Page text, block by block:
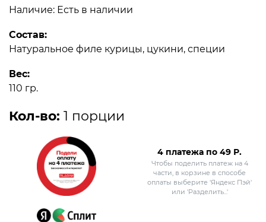
Наличие: Есть в наличии
Состав:
Натуральное филе курицы, цукини, специи
Вес:
110 гр.
Кол-во: 1 порции
4 платежа по 49 Р.
Чтобы поделить платеж на 4
части, в корзине в способе
оплаты выберите 'Яндекс Пэй'
или 'Разделить...'